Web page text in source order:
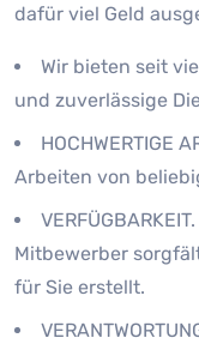
dafür viel Geld
Wir bieten seit
und zuverlässige
HOCHWERTIGE
Arbeiten von
Mitbewerber
für Sie erstellt.